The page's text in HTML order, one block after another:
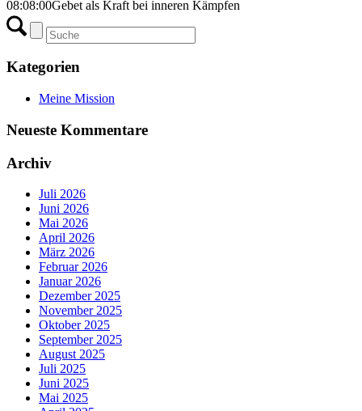
08:08:00Gebet als Kraft bei inneren Kämpfen
Kategorien
Meine Mission
Neueste Kommentare
Archiv
Juli 2026
Juni 2026
Mai 2026
April 2026
März 2026
Februar 2026
Januar 2026
Dezember 2025
November 2025
Oktober 2025
September 2025
August 2025
Juli 2025
Juni 2025
Mai 2025